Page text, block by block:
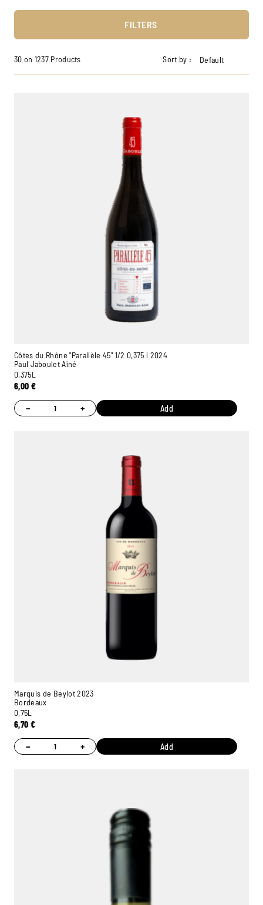
FILTERS
30 on 1237 Products Sort by : Default
Côtes du Rhône "Parallèle 45" 1/2 0,375 l 2024
Paul Jaboulet Aîné
0,375L
6,00 €
− + Add
Marquis de Beylot 2023
Bordeaux
0,75L
6,70 €
− + Add